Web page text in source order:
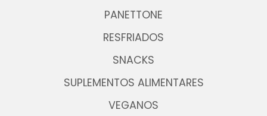
PANETTONE
RESFRIADOS
SNACKS
SUPLEMENTOS ALIMENTARES
VEGANOS